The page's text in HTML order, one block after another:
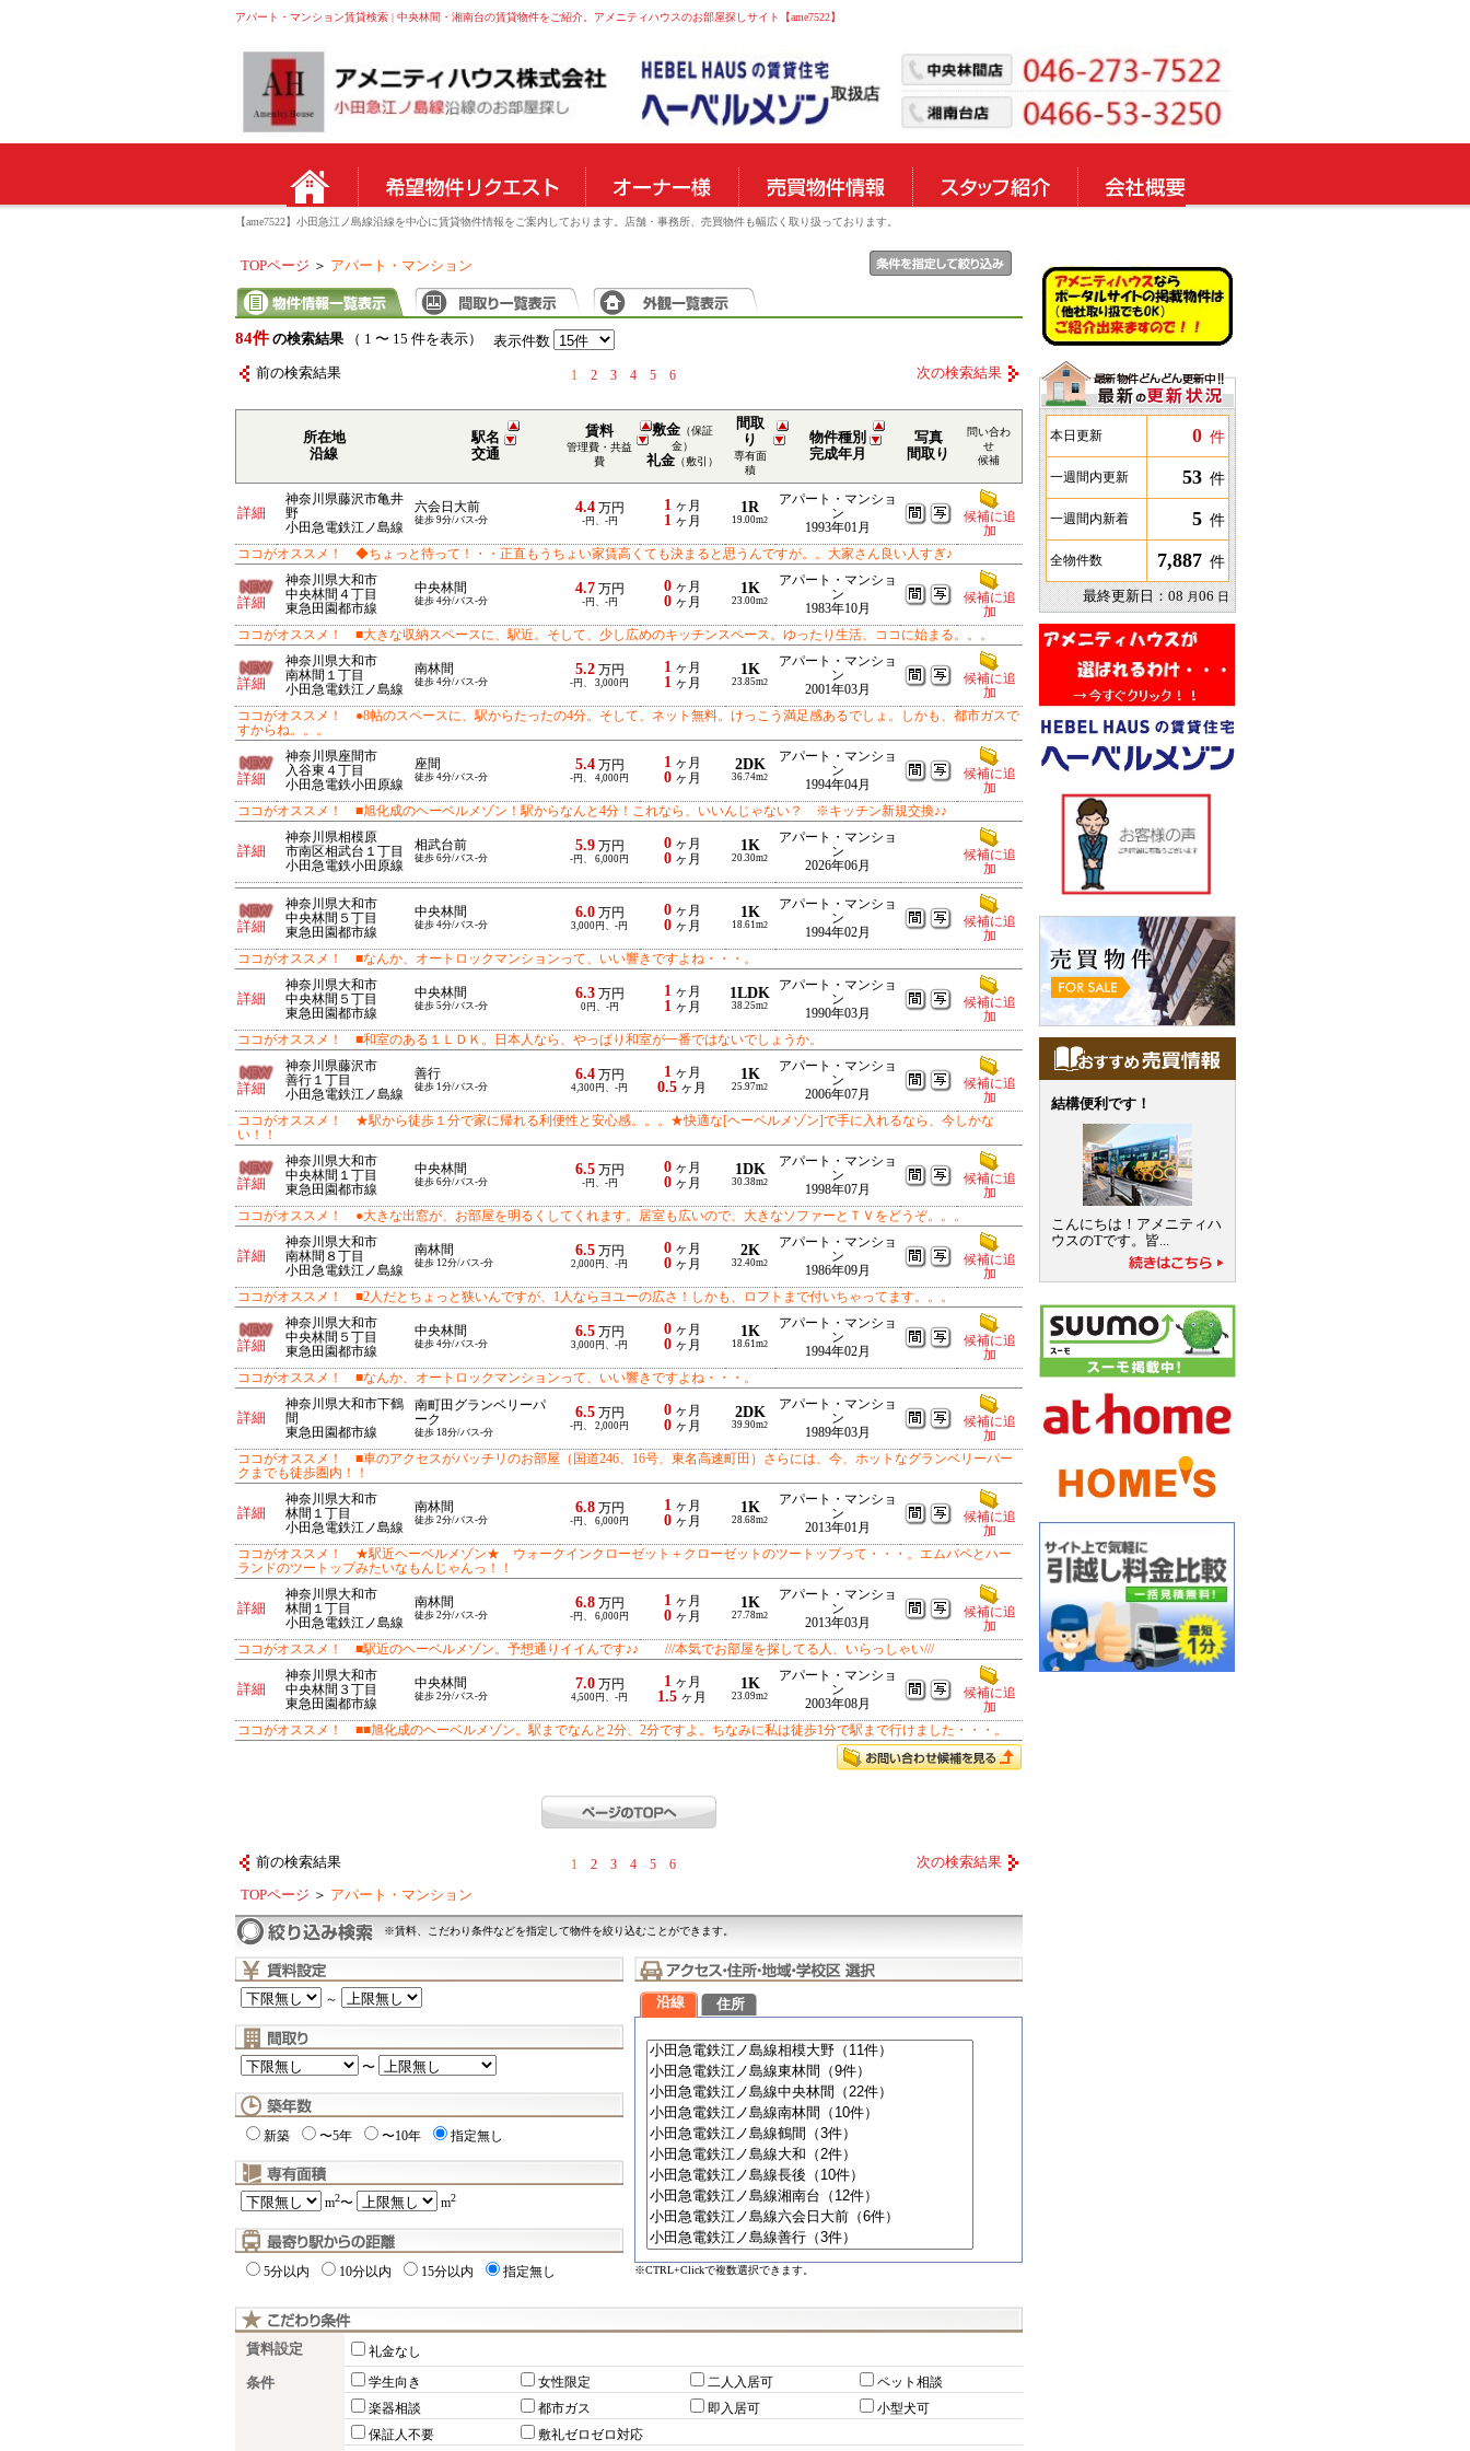
アパート・マンション賃貸検索 | 中央林間・湘南台の賃貸物件をご紹介。アメニティハウスのお部屋探しサイト【ame7522】
【ame7522】小田急江ノ島線沿線を中心に賃貸物件情報をご案内しております。店舗・事務所、売買物件も幅広く取り扱っております。
本日更新 0 件
一週間内更新 53 件
一週間内新着 5 件
全物件数 7,887 件
最終更新日：08 月06 日
結構便利です！
こんにちは！アメニティハ
ウスのTです。皆...
TOPページ ＞ アパート・マンション
84件 の検索結果（ 1 〜 15 件を表示） 表示件数
前の検索結果 1 2 3 4 5 6 次の検索結果
所在地
沿線
駅名
交通
賃料
管理費・共益
費
敷金（保証
金）
礼金（敷引）
間取
り
専有面
積
物件種別
完成年月
写真
間取り
問い合わ
せ
候補
詳細
神奈川県藤沢市亀井
野
小田急電鉄江ノ島線
六会日大前
徒歩 9分/バス-分
4.4万円
-円、-円
1 ヶ月
1 ヶ月
1R
19.00m2
アパート・マンショ
ン
1993年01月
候補に追
加
ココがオススメ！ ◆ちょっと待って！・・正直もうちょい家賃高くても決まると思うんですが。。大家さん良い人すぎ♪
詳細
神奈川県大和市
中央林間４丁目
東急田園都市線
中央林間
徒歩 4分/バス-分
4.7万円
-円、-円
0ヶ月
0ヶ月
1K
23.00m2
アパート・マンショ
ン
1983年10月
候補に追
加
ココがオススメ！ ■大きな収納スペースに、駅近。そして、少し広めのキッチンスペース。ゆったり生活、ココに始まる。。。
詳細
神奈川県大和市
南林間１丁目
小田急電鉄江ノ島線
南林間
徒歩 4分/バス-分
5.2万円
-円、 3,000円
1 ヶ月
1 ヶ月
1K
23.85m2
アパート・マンショ
ン
2001年03月
候補に追
加
ココがオススメ！ ●8帖のスペースに、駅からたったの4分。そして、ネット無料。けっこう満足感あるでしょ。しかも、都市ガスで
すからね。。。
詳細
神奈川県座間市
入谷東４丁目
小田急電鉄小田原線
座間
徒歩 4分/バス-分
5.4万円
-円、 4,000円
1 ヶ月
0ヶ月
2DK
36.74m2
アパート・マンショ
ン
1994年04月
候補に追
加
ココがオススメ！ ■旭化成のヘーベルメゾン！駅からなんと4分！これなら、いいんじゃない？ ※キッチン新規交換♪♪
詳細
神奈川県相模原
市南区相武台１丁目
小田急電鉄小田原線
相武台前
徒歩 6分/バス-分
5.9万円
-円、 6,000円
0ヶ月
0ヶ月
1K
20.30m2
アパート・マンショ
ン
2026年06月
候補に追
加
詳細
神奈川県大和市
中央林間５丁目
東急田園都市線
中央林間
徒歩 4分/バス-分
6.0万円
3,000円、-円
0ヶ月
0ヶ月
1K
18.61m2
アパート・マンショ
ン
1994年02月
候補に追
加
ココがオススメ！ ■なんか、オートロックマンションって、いい響きですよね・・・。
詳細
神奈川県大和市
中央林間５丁目
東急田園都市線
中央林間
徒歩 5分/バス-分
6.3万円
0円、-円
1 ヶ月
1 ヶ月
1LDK
38.25m2
アパート・マンショ
ン
1990年03月
候補に追
加
ココがオススメ！ ■和室のある１ＬＤＫ。日本人なら、やっぱり和室が一番ではないでしょうか。
詳細
神奈川県藤沢市
善行１丁目
小田急電鉄江ノ島線
善行
徒歩 1分/バス-分
6.4万円
4,300円、-円
1 ヶ月
0.5 ヶ月
1K
25.97m2
アパート・マンショ
ン
2006年07月
候補に追
加
ココがオススメ！ ★駅から徒歩１分で家に帰れる利便性と安心感。。。★快適な[ヘーベルメゾン]で手に入れるなら、今しかな
い！！
詳細
神奈川県大和市
中央林間１丁目
東急田園都市線
中央林間
徒歩 6分/バス-分
6.5万円
-円、-円
0ヶ月
0ヶ月
1DK
30.38m2
アパート・マンショ
ン
1998年07月
候補に追
加
ココがオススメ！ ●大きな出窓が、お部屋を明るくしてくれます。居室も広いので、大きなソファーとＴＶをどうぞ。。。
詳細
神奈川県大和市
南林間８丁目
小田急電鉄江ノ島線
南林間
徒歩 12分/バス-分
6.5万円
2,000円、-円
0ヶ月
0ヶ月
2K
32.40m2
アパート・マンショ
ン
1986年09月
候補に追
加
ココがオススメ！ ■2人だとちょっと狭いんですが、1人ならヨユーの広さ！しかも、ロフトまで付いちゃってます。。。
詳細
神奈川県大和市
中央林間５丁目
東急田園都市線
中央林間
徒歩 4分/バス-分
6.5万円
3,000円、-円
0ヶ月
0ヶ月
1K
18.61m2
アパート・マンショ
ン
1994年02月
候補に追
加
ココがオススメ！ ■なんか、オートロックマンションって、いい響きですよね・・・。
詳細
神奈川県大和市下鶴
間
東急田園都市線
南町田グランベリーパ
ーク
徒歩 18分/バス-分
6.5万円
-円、 2,000円
0ヶ月
0ヶ月
2DK
39.90m2
アパート・マンショ
ン
1989年03月
候補に追
加
ココがオススメ！ ■車のアクセスがバッチリのお部屋（国道246、16号、東名高速町田）さらには、今、ホットなグランベリーパー
クまでも徒歩圏内！！
詳細
神奈川県大和市
林間１丁目
小田急電鉄江ノ島線
南林間
徒歩 2分/バス-分
6.8万円
-円、 6,000円
1 ヶ月
0ヶ月
1K
28.68m2
アパート・マンショ
ン
2013年01月
候補に追
加
ココがオススメ！ ★駅近ヘーベルメゾン★ ウォークインクローゼット＋クローゼットのツートップって・・・。エムバペとハー
ランドのツートップみたいなもんじゃんっ！！
詳細
神奈川県大和市
林間１丁目
小田急電鉄江ノ島線
南林間
徒歩 2分/バス-分
6.8万円
-円、 6,000円
1 ヶ月
0ヶ月
1K
27.78m2
アパート・マンショ
ン
2013年03月
候補に追
加
ココがオススメ！ ■駅近のヘーベルメゾン。予想通りイイんです♪♪ ///本気でお部屋を探してる人、いらっしゃい///
詳細
神奈川県大和市
中央林間３丁目
東急田園都市線
中央林間
徒歩 2分/バス-分
7.0万円
4,500円、-円
1 ヶ月
1.5 ヶ月
1K
23.09m2
アパート・マンショ
ン
2003年08月
候補に追
加
ココがオススメ！ ■■旭化成のヘーベルメゾン。駅までなんと2分、2分ですよ。ちなみに私は徒歩1分で駅まで行けました・・・。
前の検索結果 1 2 3 4 5 6 次の検索結果
TOPページ ＞ アパート・マンション
※賃料、こだわり条件などを指定して物件を絞り込むことができます。
～
〜
新築 〜5年 〜10年 指定無し
m2〜 m2
5分以内 10分以内 15分以内 指定無し
沿線 住所
※CTRL+Clickで複数選択できます。
賃料設定 礼金なし
条件 学生向き 女性限定 二人入居可
ペット相談
楽器相談
都市ガス 即入居可
小型犬可
保証人不要
敷礼ゼロゼロ対応